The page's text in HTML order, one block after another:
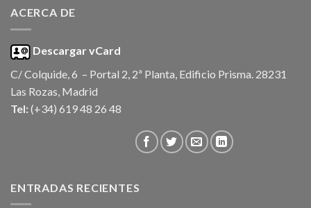
ACERCA DE
Descargar vCard
C/ Colquide, 6 – Portal 2, 2ª Planta, Edificio Prisma. 28231
Las Rozas, Madrid
Tel: (+34) 619 48 26 48
ENTRADAS RECIENTES